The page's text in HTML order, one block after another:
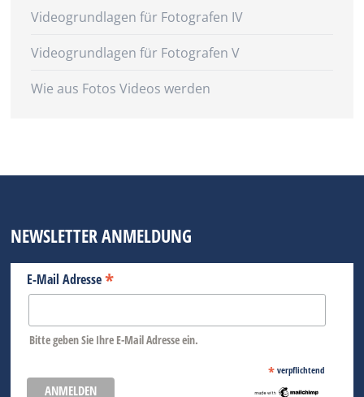
Videogrundlagen für Fotografen IV
Videogrundlagen für Fotografen V
Wie aus Fotos Videos werden
NEWSLETTER ANMELDUNG
E-Mail Adresse*
Bitte geben Sie Ihre E-Mail Adresse ein.
* verpflichtend